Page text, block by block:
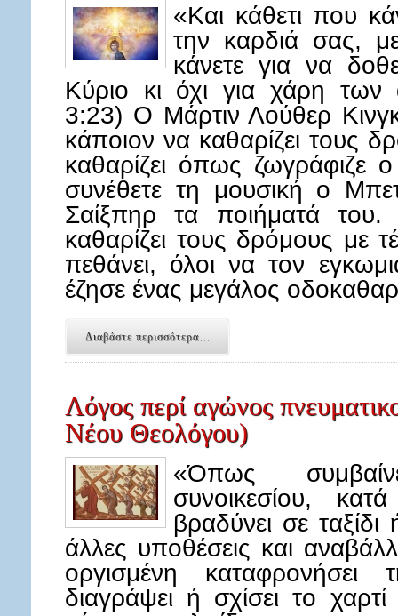
«Και κάθετι που
την καρδιά σας,
κάνετε για να
Κύριο κι όχι για χάρη
3:23) Ο Μάρτιν Λούθερ
κάποιον να καθαρίζει τους
καθαρίζει όπως
συνέθετε τη μουσική ο
Σαίξπηρ τα ποιήματά
καθαρίζει τους δρόμους με
πεθάνει, όλοι να τον
έζησε ένας μεγάλος
Διαβάστε περισσότερα...
Λόγος περί αγώνος
Νέου Θεολόγου)
«Όπως
συνοικεσίου,
βραδύνει σε
άλλες υποθέσεις και
οργισμένη
διαγράψει ή σχίσει το